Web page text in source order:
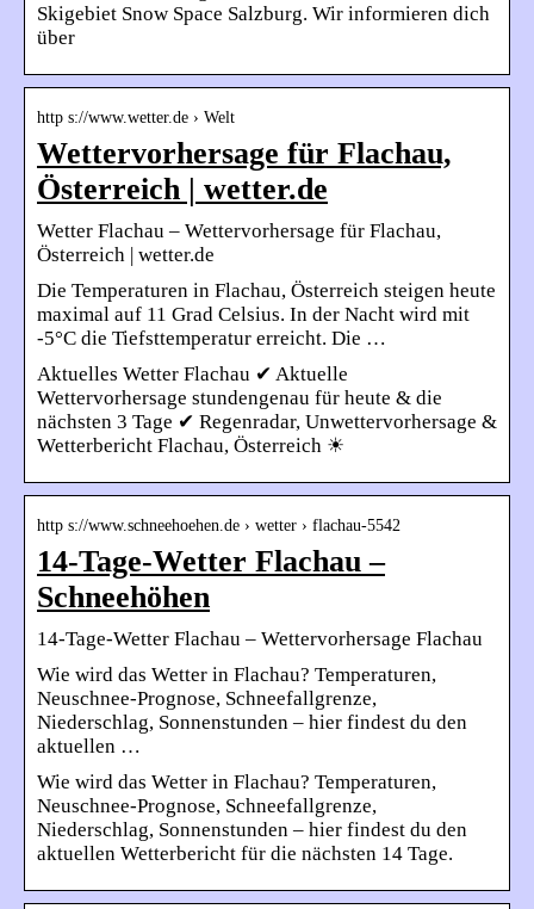
Skigebiet Snow Space Salzburg. Wir informieren dich
über
http s://www.wetter.de › Welt
Wettervorhersage für Flachau,
Österreich | wetter.de
Wetter Flachau – Wettervorhersage für Flachau,
Österreich | wetter.de
Die Temperaturen in Flachau, Österreich steigen heute
maximal auf 11 Grad Celsius. In der Nacht wird mit
-5°C die Tiefsttemperatur erreicht. Die …
Aktuelles Wetter Flachau ✔ Aktuelle
Wettervorhersage stundengenau für heute & die
nächsten 3 Tage ✔ Regenradar, Unwettervorhersage &
Wetterbericht Flachau, Österreich ☀
http s://www.schneehoehen.de › wetter › flachau-5542
14-Tage-Wetter Flachau –
Schneehöhen
14-Tage-Wetter Flachau – Wettervorhersage Flachau
Wie wird das Wetter in Flachau? Temperaturen,
Neuschnee-Prognose, Schneefallgrenze,
Niederschlag, Sonnenstunden – hier findest du den
aktuellen …
Wie wird das Wetter in Flachau? Temperaturen,
Neuschnee-Prognose, Schneefallgrenze,
Niederschlag, Sonnenstunden – hier findest du den
aktuellen Wetterbericht für die nächsten 14 Tage.